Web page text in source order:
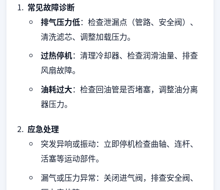
常见故障诊断
排气压力低：检查泄漏点（管路、安全阀）、
清洗滤芯、调整加载压力。
过热停机：清理冷却器、检查润滑油量、排查
风扇故障。
油耗过大：检查回油管是否堵塞，调整油分离
器压力。
应急处理
突发异响或振动：立即停机检查曲轴、连杆、
活塞等运动部件。
漏气或压力异常：关闭进气阀，排查安全阀、